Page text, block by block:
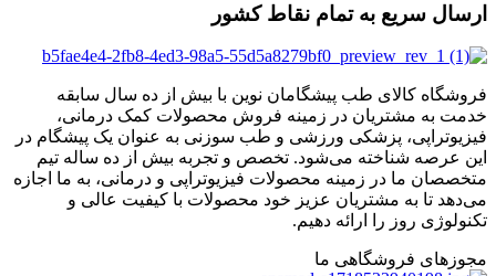
ارسال سریع به تمام نقاط کشور
فروشگاه کالای طب پیشگامان نوین با بیش از ده سال سابقه
خدمت به مشتریان در زمینه فروش محصولات کمک درمانی،
فیزیوتراپی، پزشکی ورزشی و طب سوزنی به عنوان یک پیشگام در
این عرصه شناخته می‌شود. تخصص و تجربه بیش از ده ساله تیم
متخصصان ما در زمینه محصولات فیزیوتراپی و درمانی، به ما اجازه
می‌دهد تا به مشتریان عزیز خود محصولات با کیفیت عالی و
تکنولوژی روز را ارائه دهیم.
مجوزهای فروشگاهی ما